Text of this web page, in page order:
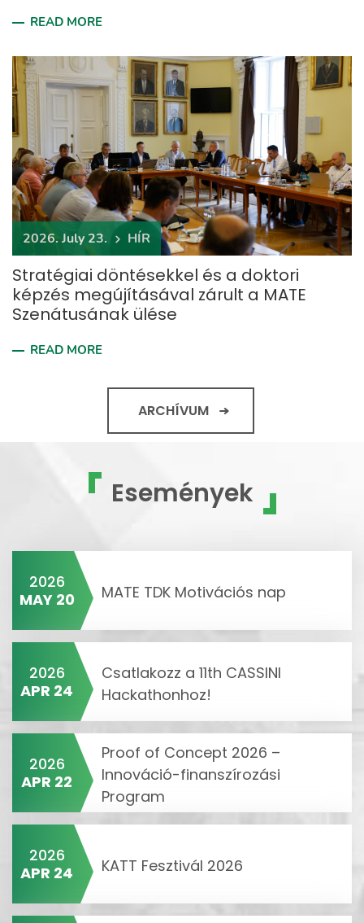
READ MORE
2026. July 23. HÍR
Stratégiai döntésekkel és a doktori
képzés megújításával zárult a MATE
Szenátusának ülése
READ MORE
ARCHÍVUM
Események
2026
MAY 20
MATE TDK Motivációs nap
2026
APR 24
Csatlakozz a 11th CASSINI
Hackathonhoz!
2026
APR 22
Proof of Concept 2026 –
Innováció-finanszírozási
Program
2026
APR 24
KATT Fesztivál 2026